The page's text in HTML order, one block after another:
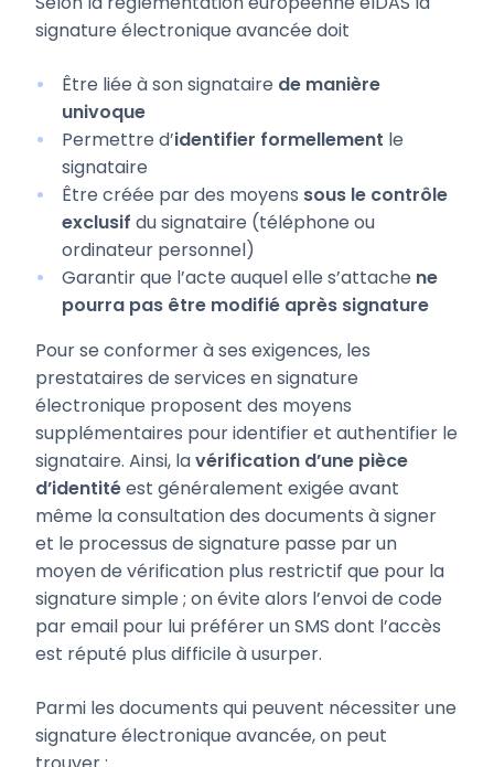
signature électronique avancée doit
Être liée à son signataire de manière
univoque
Permettre d’identifier formellement le
signataire
Être créée par des moyens sous le contrôle
exclusif du signataire (téléphone ou
ordinateur personnel)
Garantir que l’acte auquel elle s’attache ne
pourra pas être modifié après signature
Pour se conformer à ses exigences, les
prestataires de services en signature
électronique proposent des moyens
supplémentaires pour identifier et authentifier le
signataire. Ainsi, lavérification d’une pièce
d’identitéest généralement exigée avant
même la consultation des documents à signer
et le processus de signature passe par un
moyen de vérification plus restrictif que pour la
signature simple ; on évite alors l’envoi de code
par email pour lui préférer un SMS dont l’accès
est réputé plus difficile à usurper.
Parmi les documents qui peuvent nécessiter une
signature électronique avancée, on peut